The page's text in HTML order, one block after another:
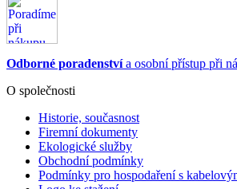
Odborné poradenstvía osobní přístup při
O společnosti
Historie, současnost
Firemní dokumenty
Ekologické služby
Obchodní podmínky
Podmínky pro hospodaření s